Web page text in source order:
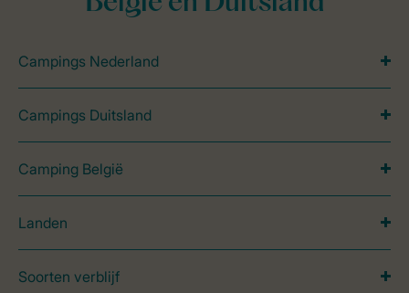
Campings Nederland
Campings Duitsland
Camping België
Landen
Soorten verblijf